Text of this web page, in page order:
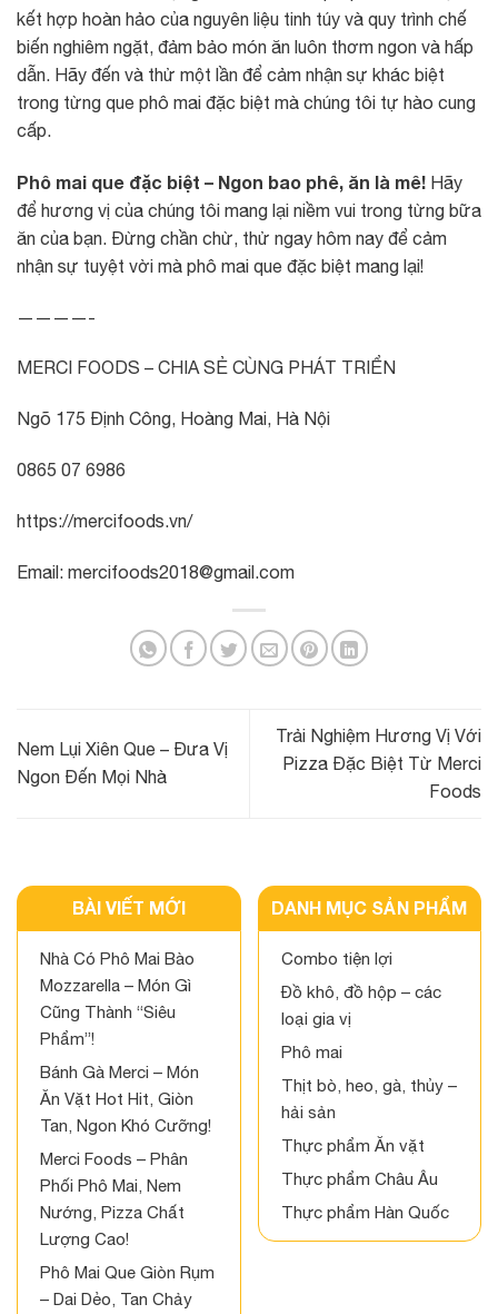
BÀI VIẾT MỚI
Nhà Có Phô Mai Bào
Mozzarella – Món Gì
Cũng Thành “Siêu
Phẩm”!
Bánh Gà Merci – Món
Ăn Vặt Hot Hit, Giòn
Tan, Ngon Khó Cưỡng!
Merci Foods – Phân
Phối Phô Mai, Nem
Nướng, Pizza Chất
Lượng Cao!
Phô Mai Que Giòn Rụm
– Dai Dẻo, Tan Chảy
DANH MỤC SẢN PHẨM
Combo tiện lợi
Đồ khô, đồ hộp – các
loại gia vị
Phô mai
Thịt bò, heo, gà, thủy –
hải sản
Thực phẩm Ăn vặt
Thực phẩm Châu Âu
Thực phẩm Hàn Quốc
kết hợp hoàn hảo của nguyên liệu tinh túy và quy trình chế
biến nghiêm ngặt, đảm bảo món ăn luôn thơm ngon và hấp
dẫn. Hãy đến và thử một lần để cảm nhận sự khác biệt
trong từng que phô mai đặc biệt mà chúng tôi tự hào cung
cấp.
Phô mai que đặc biệt – Ngon bao phê, ăn là mê! Hãy
để hương vị của chúng tôi mang lại niềm vui trong từng bữa
ăn của bạn. Đừng chần chừ, thử ngay hôm nay để cảm
nhận sự tuyệt vời mà phô mai que đặc biệt mang lại!
————-
MERCI FOODS – CHIA SẺ CÙNG PHÁT TRIỂN
Ngõ 175 Định Công, Hoàng Mai, Hà Nội
0865 07 6986
https://mercifoods.vn/
Email: mercifoods2018@gmail.com
Nem Lụi Xiên Que – Đưa Vị
Ngon Đến Mọi Nhà
Trải Nghiệm Hương Vị Với
Pizza Đặc Biệt Từ Merci
Foods